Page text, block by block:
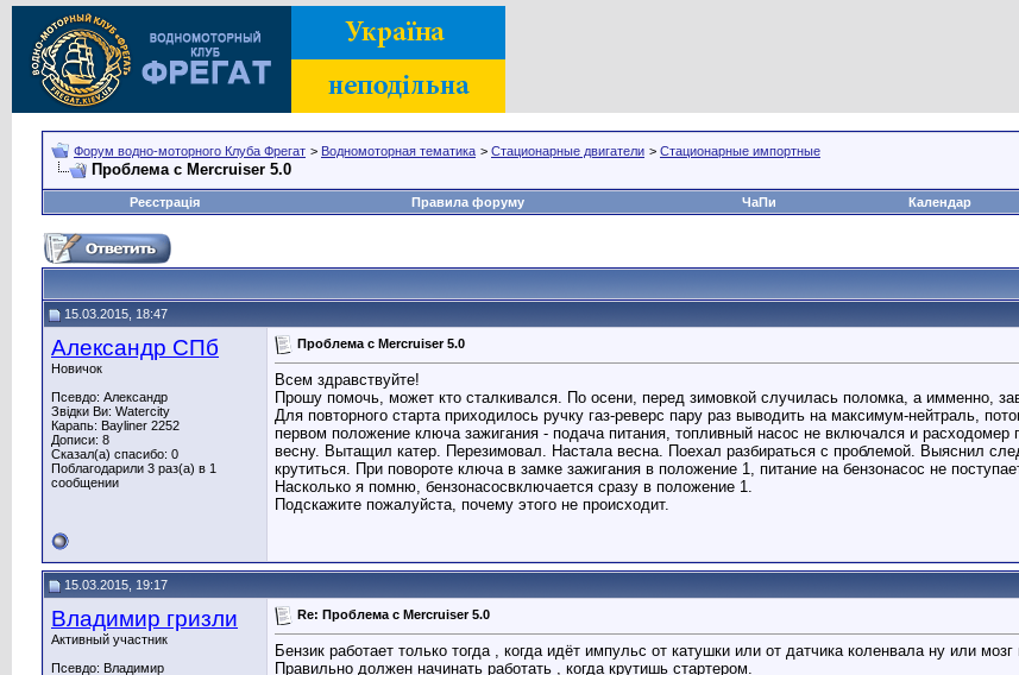
Форум водно-моторного Клуба Фрегат > Водномоторная тематика > Стационарные двигатели > Стационарные импортные
Проблема с Mercruiser 5.0
Реєстрація
Правила форуму ЧаПи Календар
15.03.2015, 18:47
Александр СПб
Новичок
Псевдо: Александр
Звідки Ви: Watercity
Карапь: Bayliner 2252
Дописи: 8
Сказал(а) спасибо: 0
Поблагодарили 3 раз(а) в 1
сообщении
Проблема с Mercruiser 5.0
Всем здравствуйте!
Прошу помочь, может кто сталкивался. По осени, перед зимовкой случилась поломка, а имменно,
Для повторного старта приходилось ручку газ-реверс пару раз выводить на максимум-нейтраль,
первом положение ключа зажигания - подача питания, топливный насос не включался и
весну. Вытащил катер. Перезимовал. Настала весна. Поехал разбираться с проблемой. Выяснил
крутиться. При повороте ключа в замке зажигания в положение 1, питание на бензонасос не
Насколько я помню, бензонасосвключается сразу в положение 1.
Подскажите пожалуйста, почему этого не происходит.
15.03.2015, 19:17
Владимир гризли
Активный участник
Псевдо: Владимир
Re: Проблема с Mercruiser 5.0
Бензик работает только тогда , когда идёт импульс от катушки или от датчика коленвала ну или
Правильно должен начинать работать , когда крутишь стартером.